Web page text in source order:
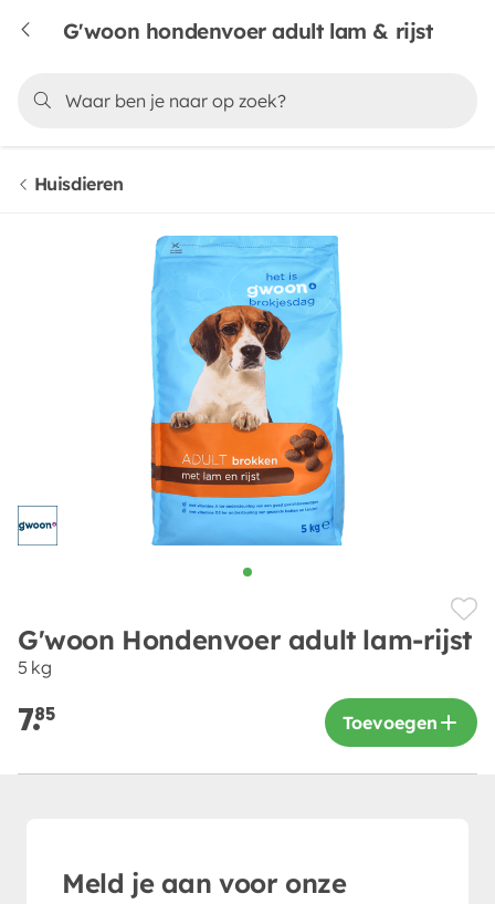
G'woon hondenvoer adult lam & rijst
Huisdieren
G'woon Hondenvoer adult lam-rijst
5 kg
7.85 Toevoegen
Meld je aan voor onze